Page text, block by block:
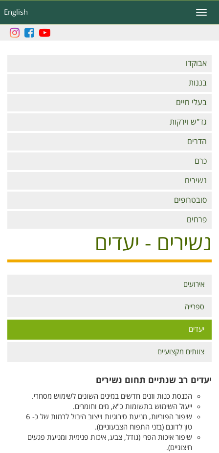
לתוכן
העיקרי
English
Toggle
navigation
Branches
אבוקדו
בננות
בעלי חיים
גד"ש וירקות
הדרים
כרם
נשירים
סובטרופים
פרחים
נשירים - יעדים
תפריט
נשירים
אירועים
ספרייה
יעדים
צוותים מקצועיים
יעדים רב שנתיים תחום נשירים
הכנסת כנות וזנים חדשים במינים השונים לשימוש מסחרי.
ייעול השימוש בתשומות כ"א, מים וחומרים.
שיפור הפוריות, מניעת סירוגיות וייצוב היבול לרמות של כ- 6
טון לדונם (בזני התפוח הצבעוניים).
שיפור איכות הפרי (גודל, צבע, איכות פנימית ומניעת פגעים
חיצוניים).